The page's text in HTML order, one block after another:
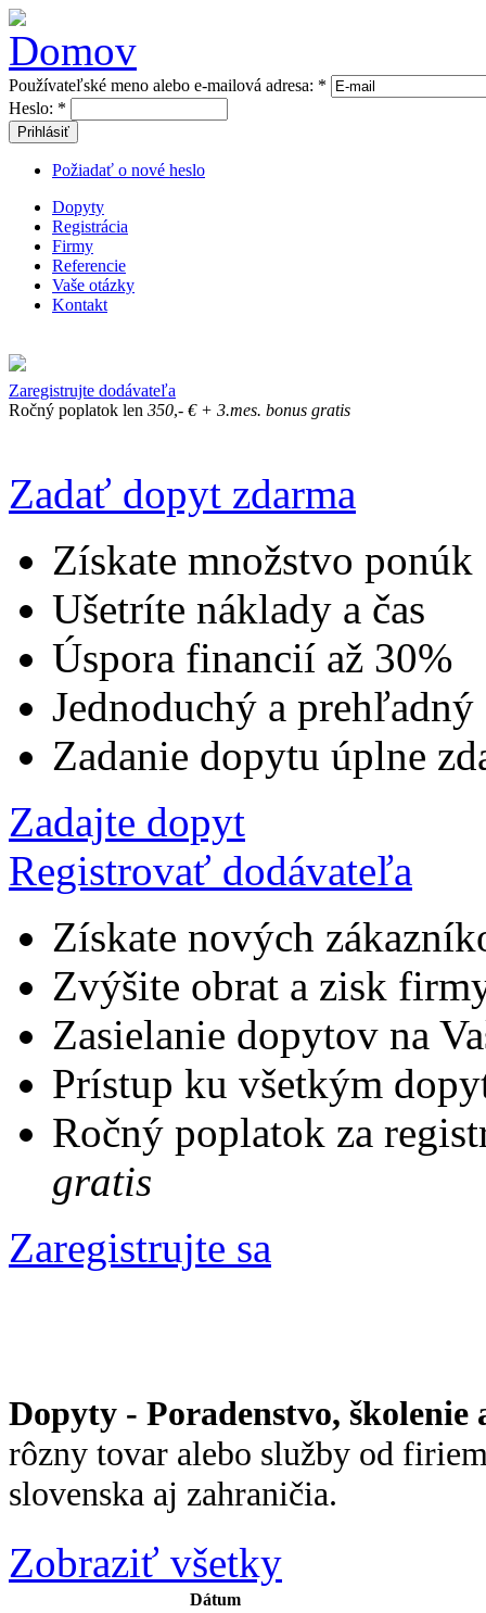
Používateľské meno alebo e-mailová adresa: *
Heslo: *
Prihlásiť
Požiadať o nové heslo
Dopyty
Registrácia
Firmy
Referencie
Vaše otázky
Kontakt
Zaregistrujte dodávateľa
Ročný poplatok len 350,- € + 3.mes. bonus gratis
Zadať dopyt zdarma
Získate množstvo ponúk
Ušetríte náklady a čas
Úspora financií až 30%
Jednoduchý a prehľadný
Zadanie dopytu úplne
Zadajte dopyt
Registrovať dodávateľa
Získate nových
Zvýšite obrat a zisk
Zasielanie dopytov na
Prístup ku všetkým
Ročný poplatok za
gratis
Zaregistrujte sa
Dopyty - Poradenstvo,
rôzny tovar alebo služby od
slovenska aj zahraničia.
Zobraziť všetky
Dátum